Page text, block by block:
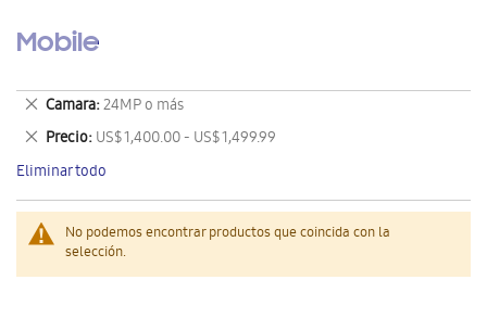
Mobile
No podemos encontrar productos que coincida con la
selección.
Camara 24MP o más
Eliminar
este
artículo
Precio US$ 1,400.00 - US$ 1,499.99
Eliminar
este
artículo
Eliminar todo